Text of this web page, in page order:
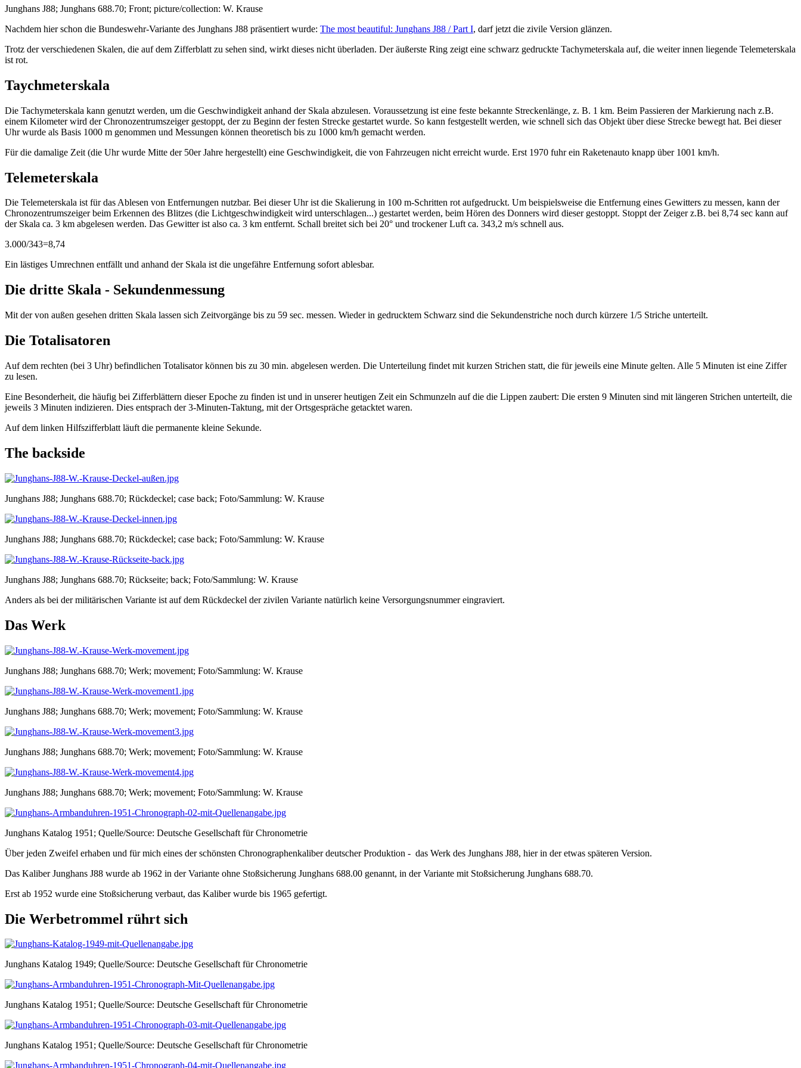
Junghans J88; Junghans 688.70; Front; picture/collection: W. Krause
Nachdem hier schon die Bundeswehr-Variante des Junghans J88 präsentiert wurde: The most beautiful: Junghans J88 / Part I, darf jetzt die zivile Version glänzen.
Trotz der verschiedenen Skalen, die auf dem Zifferblatt zu sehen sind, wirkt dieses nicht überladen. Der äußerste Ring zeigt eine schwarz gedruckte Tachymeterskala auf, die weiter innen liegende Telemeterskala
ist rot.
Taychmeterskala
Die Tachymeterskala kann genutzt werden, um die Geschwindigkeit anhand der Skala abzulesen. Voraussetzung ist eine feste bekannte Streckenlänge, z. B. 1 km. Beim Passieren der Markierung nach z.B.
einem Kilometer wird der Chronozentrumszeiger gestoppt, der zu Beginn der festen Strecke gestartet wurde. So kann festgestellt werden, wie schnell sich das Objekt über diese Strecke bewegt hat. Bei dieser
Uhr wurde als Basis 1000 m genommen und Messungen können theoretisch bis zu 1000 km/h gemacht werden.
Für die damalige Zeit (die Uhr wurde Mitte der 50er Jahre hergestellt) eine Geschwindigkeit, die von Fahrzeugen nicht erreicht wurde. Erst 1970 fuhr ein Raketenauto knapp über 1001 km/h.
Telemeterskala
Die Telemeterskala ist für das Ablesen von Entfernungen nutzbar. Bei dieser Uhr ist die Skalierung in 100 m-Schritten rot aufgedruckt. Um beispielsweise die Entfernung eines Gewitters zu messen, kann der
Chronozentrumszeiger beim Erkennen des Blitzes (die Lichtgeschwindigkeit wird unterschlagen...) gestartet werden, beim Hören des Donners wird dieser gestoppt. Stoppt der Zeiger z.B. bei 8,74 sec kann auf
der Skala ca. 3 km abgelesen werden. Das Gewitter ist also ca. 3 km entfernt. Schall breitet sich bei 20° und trockener Luft ca. 343,2 m/s schnell aus.
3.000/343=8,74
Ein lästiges Umrechnen entfällt und anhand der Skala ist die ungefähre Entfernung sofort ablesbar.
Die dritte Skala - Sekundenmessung
Mit der von außen gesehen dritten Skala lassen sich Zeitvorgänge bis zu 59 sec. messen. Wieder in gedrucktem Schwarz sind die Sekundenstriche noch durch kürzere 1/5 Striche unterteilt.
Die Totalisatoren
Auf dem rechten (bei 3 Uhr) befindlichen Totalisator können bis zu 30 min. abgelesen werden. Die Unterteilung findet mit kurzen Strichen statt, die für jeweils eine Minute gelten. Alle 5 Minuten ist eine Ziffer
zu lesen.
Eine Besonderheit, die häufig bei Zifferblättern dieser Epoche zu finden ist und in unserer heutigen Zeit ein Schmunzeln auf die die Lippen zaubert: Die ersten 9 Minuten sind mit längeren Strichen unterteilt, die
jeweils 3 Minuten indizieren. Dies entsprach der 3-Minuten-Taktung, mit der Ortsgespräche getacktet waren.
Auf dem linken Hilfszifferblatt läuft die permanente kleine Sekunde.
The backside
Junghans J88; Junghans 688.70; Rückdeckel; case back; Foto/Sammlung: W. Krause
Junghans J88; Junghans 688.70; Rückdeckel; case back; Foto/Sammlung: W. Krause
Junghans J88; Junghans 688.70; Rückseite; back; Foto/Sammlung: W. Krause
Anders als bei der militärischen Variante ist auf dem Rückdeckel der zivilen Variante natürlich keine Versorgungsnummer eingraviert.
Das Werk
Junghans J88; Junghans 688.70; Werk; movement; Foto/Sammlung: W. Krause
Junghans J88; Junghans 688.70; Werk; movement; Foto/Sammlung: W. Krause
Junghans J88; Junghans 688.70; Werk; movement; Foto/Sammlung: W. Krause
Junghans J88; Junghans 688.70; Werk; movement; Foto/Sammlung: W. Krause
Junghans Katalog 1951; Quelle/Source: Deutsche Gesellschaft für Chronometrie
Über jeden Zweifel erhaben und für mich eines der schönsten Chronographenkaliber deutscher Produktion - das Werk des Junghans J88, hier in der etwas späteren Version.
Das Kaliber Junghans J88 wurde ab 1962 in der Variante ohne Stoßsicherung Junghans 688.00 genannt, in der Variante mit Stoßsicherung Junghans 688.70.
Erst ab 1952 wurde eine Stoßsicherung verbaut, das Kaliber wurde bis 1965 gefertigt.
Die Werbetrommel rührt sich
Junghans Katalog 1949; Quelle/Source: Deutsche Gesellschaft für Chronometrie
Junghans Katalog 1951; Quelle/Source: Deutsche Gesellschaft für Chronometrie
Junghans Katalog 1951; Quelle/Source: Deutsche Gesellschaft für Chronometrie